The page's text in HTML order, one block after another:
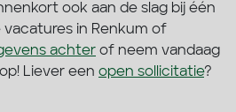
ook aan de slag bij één
in Renkum of
achter of neem vandaag
Liever een open sollicitatie?